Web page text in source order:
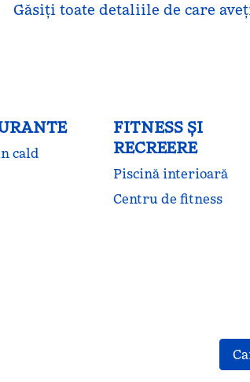
Găsiți toate detaliile de care
cald
FITNESS ŞI
RECREERE
Piscină interioară
Centru de fitness